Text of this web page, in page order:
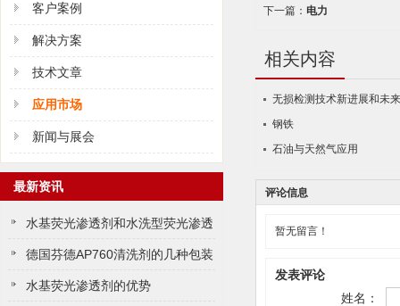
客户案例
解决方案
技术文章
应用市场
新闻与展会
最新资讯
水基荧光渗透剂和水​洗型荧光渗透
液的主要区别​
德国芬德AP760清洗剂的几种包装
30L200L
水基荧光渗透剂的优势
下一篇： 电力
相关内容
无损检测技术新进展和未
钢铁
石油与天然气应用
评论信息
暂无留言！
发表评论
姓名：